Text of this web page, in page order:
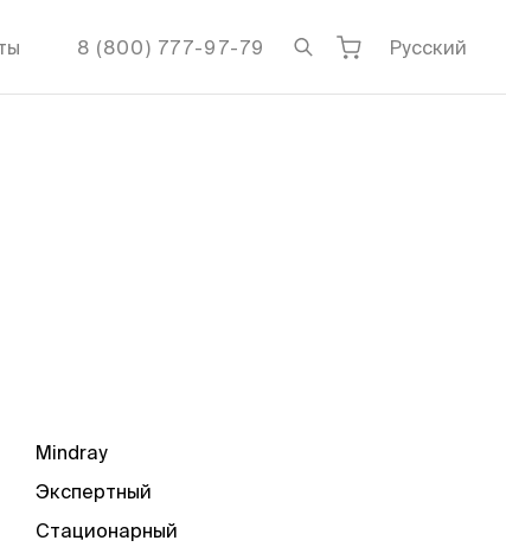
8 (800) 777-97-79 Русский
Mindray
Экспертный
Стационарный